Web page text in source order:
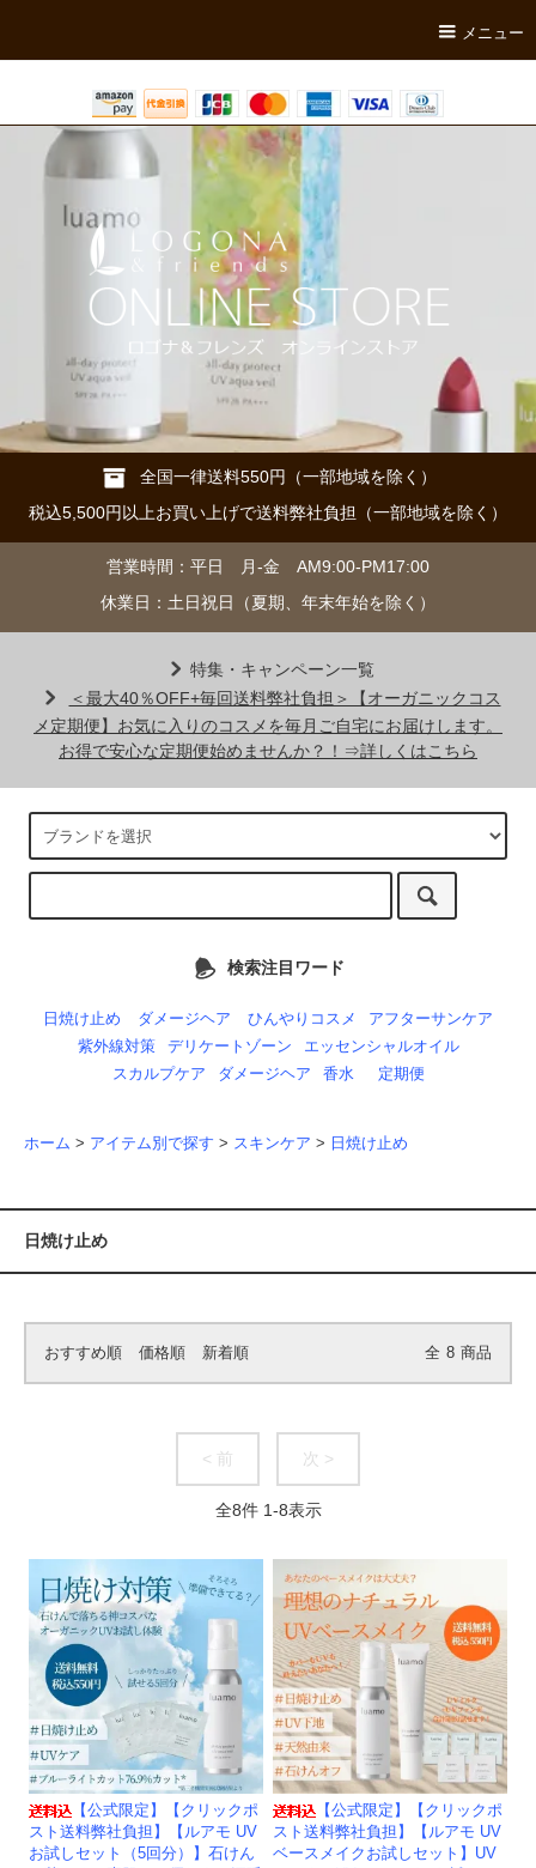
メニュー
全国一律送料550円（一部地域を除く）
税込5,500円以上お買い上げで送料弊社負担（一部地域を除く）
営業時間：平日 月-金 AM9:00-PM17:00
休業日：土日祝日（夏期、年末年始を除く）
特集・キャンペーン一覧
＜最大40％OFF+毎回送料弊社負担＞【オーガニックコス
メ定期便】お気に入りのコスメを毎月ご自宅にお届けします。
お得で安心な定期便始めませんか？！⇒詳しくはこちら
検索注目ワード
日焼け止め ダメージヘア ひんやりコスメ
アフターサンケア
紫外線対策
デリケートゾーン
エッセンシャルオイル
スカルプケア
ダメージヘア 香水 定期便
ホーム > アイテム別で探す > スキンケア > 日焼け止め
日焼け止め
おすすめ順 価格順 新着順 全 8 商品
< 前 次 >
全8件 1-8表示
【公式限定】【クリックポ
スト送料弊社負担】【ルアモ UV
お試しセット（5回分）】石けん
【公式限定】【クリックポ
スト送料弊社負担】【ルアモ UV
ベースメイクお試しセット】UV